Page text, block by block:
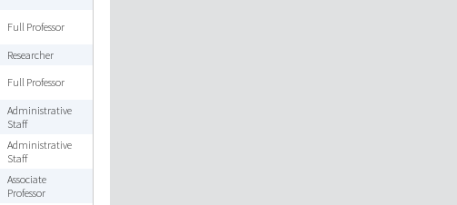
Full Professor
Researcher
Full Professor
Administrative
Staff
Administrative
Staff
Associate
Professor